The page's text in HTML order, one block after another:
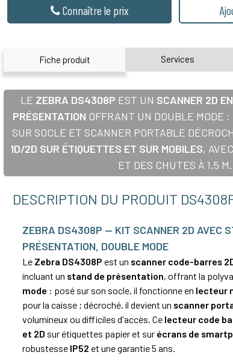
Connaître le prix
Fiche produit Services
LE ZEBRA DS4308P EST UN SCANNER 2D
PRÉSENTATION OFFRANT UN DOUBLE MODE
SUR SOCLE ET SCANNER PORTABLE
1D/2D SUR ÉTIQUETTES ET SUR MOBILES,
ET DES CHUTES À 1,5 M.
DESCRIPTION DU PRODUIT
ZEBRA DS4308P — KIT SCANNER 2D AVEC
PRÉSENTATION, DOUBLE MODE
Le Zebra DS4308P est un scanner code-barres
incluant un stand de présentation, offrant la
mode : posé sur son socle, il fonctionne en lecteur
pour la caisse ; décroché, il devient un scanner
volumineux ou difficiles d'accès. Ce lecteur code
et 2D sur étiquettes papier et sur écrans de
robustesse IP52 et une garantie 5 ans.